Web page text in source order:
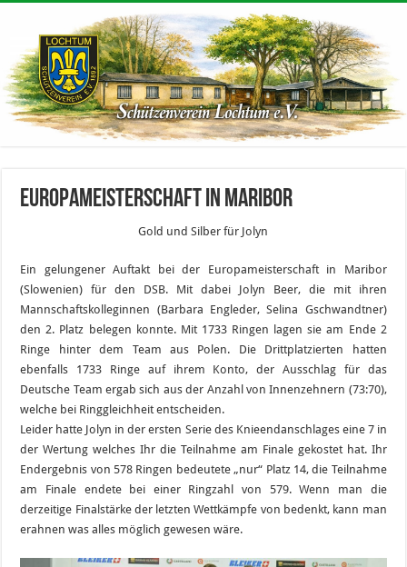
Europameisterschaft in Maribor
Gold und Silber für Jolyn
Ein gelungener Auftakt bei der Europameisterschaft in Maribor
(Slowenien) für den DSB. Mit dabei Jolyn Beer, die mit ihren
Mannschaftskolleginnen (Barbara Engleder, Selina Gschwandtner)
den 2. Platz belegen konnte. Mit 1733 Ringen lagen sie am Ende 2
Ringe hinter dem Team aus Polen. Die Drittplatzierten hatten
ebenfalls 1733 Ringe auf ihrem Konto, der Ausschlag für das
Deutsche Team ergab sich aus der Anzahl von Innenzehnern (73:70),
welche bei Ringgleichheit entscheiden.
Leider hatte Jolyn in der ersten Serie des Knieendanschlages eine 7 in
der Wertung welches Ihr die Teilnahme am Finale gekostet hat. Ihr
Endergebnis von 578 Ringen bedeutete „nur“ Platz 14, die Teilnahme
am Finale endete bei einer Ringzahl von 579. Wenn man die
derzeitige Finalstärke der letzten Wettkämpfe von bedenkt, kann man
erahnen was alles möglich gewesen wäre.